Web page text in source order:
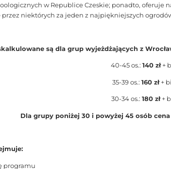
w Republice Czeskie; ponadto, oferuje
przez niektórych za jeden z najpiękniejszych
są dla grup wyjeżdżających z
40-45 os.: 140 zł+
35-39 os.: 160 zł+
30-34 os.: 180 zł+
Dla grupy poniżej 30 i powyżej 45 osób
programu